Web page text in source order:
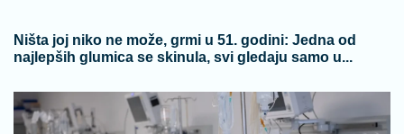
Ništa joj niko ne može, grmi u 51. godini: Jedna od
najlepših glumica se skinula, svi gledaju samo u...